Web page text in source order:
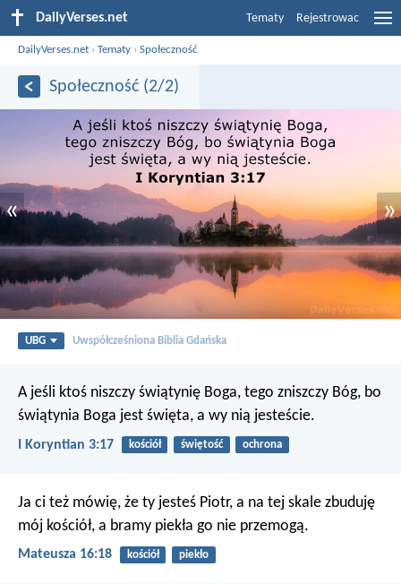
DailyVerses.net Tematy Rejestrowac
DailyVerses.net ›Tematy ›Społeczność
Społeczność (2/2)
« »
UBG Uwspółcześniona Biblia Gdańska
A jeśli ktoś niszczy świątynię Boga, tego zniszczy Bóg, bo
świątynia Boga jest święta, a wy nią jesteście.
I Koryntian 3:17 kościół świętość ochrona
Ja ci też mówię, że ty jesteś Piotr, a na tej skale zbuduję
mój kościół, a bramy piekła go nie przemogą.
Mateusza 16:18 kościół piekło